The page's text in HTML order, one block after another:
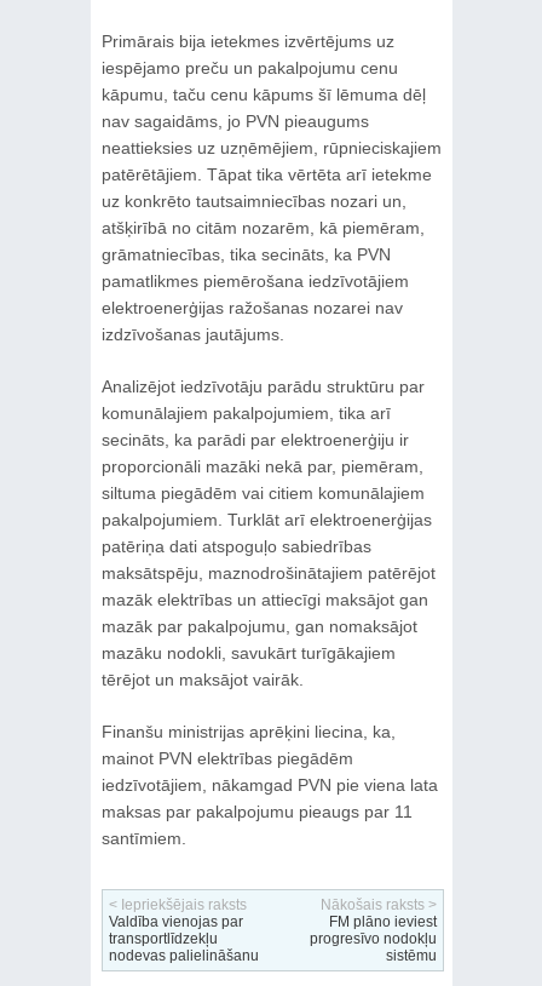
Primārais bija ietekmes izvērtējums uz
iespējamo preču un pakalpojumu cenu
kāpumu, taču cenu kāpums šī lēmuma dēļ
nav sagaidāms, jo PVN pieaugums
neattieksies uz uzņēmējiem, rūpnieciskajiem
patērētājiem. Tāpat tika vērtēta arī ietekme
uz konkrēto tautsaimniecības nozari un,
atšķirībā no citām nozarēm, kā piemēram,
grāmatniecības, tika secināts, ka PVN
pamatlikmes piemērošana iedzīvotājiem
elektroenerģijas ražošanas nozarei nav
izdzīvošanas jautājums.
Analizējot iedzīvotāju parādu struktūru par
komunālajiem pakalpojumiem, tika arī
secināts, ka parādi par elektroenerģiju ir
proporcionāli mazāki nekā par, piemēram,
siltuma piegādēm vai citiem komunālajiem
pakalpojumiem. Turklāt arī elektroenerģijas
patēriņa dati atspoguļo sabiedrības
maksātspēju, maznodrošinātajiem patērējot
mazāk elektrības un attiecīgi maksājot gan
mazāk par pakalpojumu, gan nomaksājot
mazāku nodokli, savukārt turīgākajiem
tērējot un maksājot vairāk.
Finanšu ministrijas aprēķini liecina, ka,
mainot PVN elektrības piegādēm
iedzīvotājiem, nākamgad PVN pie viena lata
maksas par pakalpojumu pieaugs par 11
santīmiem.
< Iepriekšējais raksts
Valdība vienojas par
transportlīdzekļu
nodevas palielināšanu
Nākošais raksts >
FM plāno ieviest
progresīvo nodokļu
sistēmu